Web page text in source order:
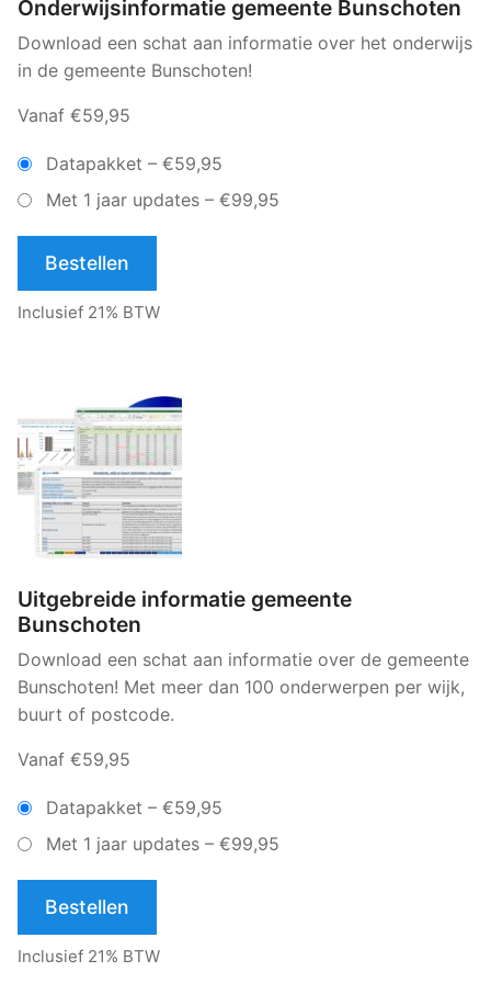
Onderwijsinformatie gemeente Bunschoten
Download een schat aan informatie over het onderwijs
in de gemeente Bunschoten!
Vanaf €59,95
Datapakket – €59,95
Met 1 jaar updates – €99,95
Bestellen
Inclusief 21% BTW
Uitgebreide informatie gemeente
Bunschoten
Download een schat aan informatie over de gemeente
Bunschoten! Met meer dan 100 onderwerpen per wijk,
buurt of postcode.
Vanaf €59,95
Datapakket – €59,95
Met 1 jaar updates – €99,95
Bestellen
Inclusief 21% BTW